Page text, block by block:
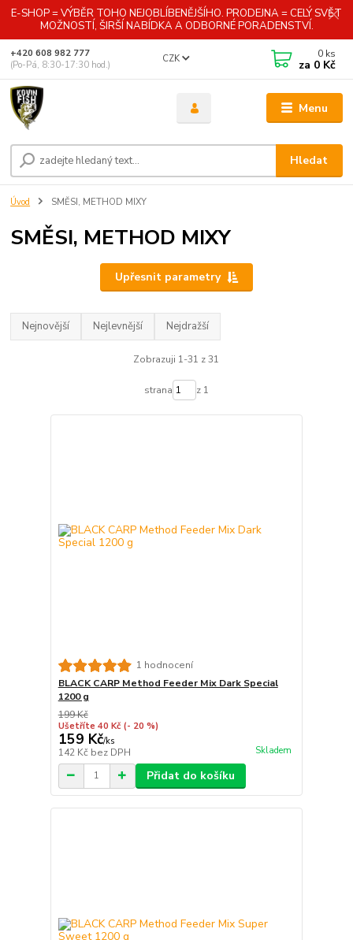
E-SHOP = VÝBĚR TOHO NEJOBLÍBENĚJŠÍHO. PRODEJNA = CELÝ SVĚT
MOŽNOSTÍ, ŠIRŠÍ NABÍDKA A ODBORNÉ PORADENSTVÍ.
Menu
CZK
Hledat
+420 608 982 777
(Po-Pá, 8:30-17:30 hod.)
0 ks
za 0 Kč
Úvod SMĚSI, METHOD MIXY
SMĚSI, METHOD MIXY
Upřesnit parametry
Nejnovější Nejlevnější Nejdražší
Zobrazuji 1-31 z 31
strana z 1
1 hodnocení
BLACK CARP Method Feeder Mix Dark Special
1200 g
199 Kč
Ušetříte 40 Kč (- 20 %)
159 Kč/ks
142 Kč bez DPH Skladem
Přidat do košíku